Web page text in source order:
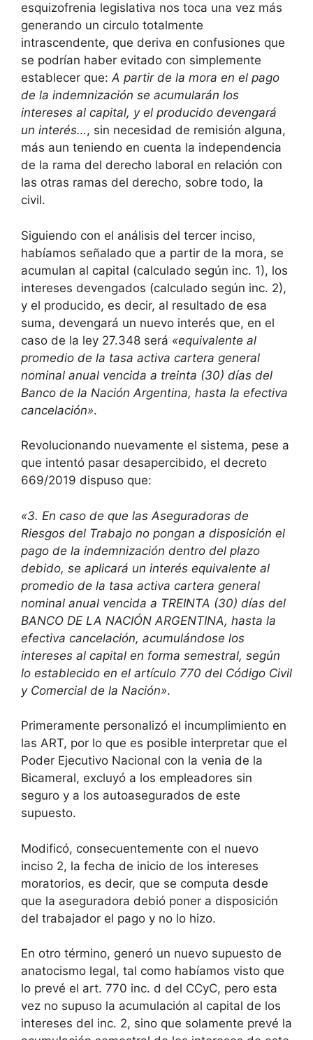
esquizofrenia legislativa nos toca una vez más
generando un circulo totalmente
intrascendente, que deriva en confusiones que
se podrían haber evitado con simplemente
establecer que:A partir de la mora en el pago
de la indemnización se acumularán los
intereses al capital, y el producido devengará
un interés…, sin necesidad de remisión alguna,
más aun teniendo en cuenta la independencia
de la rama del derecho laboral en relación con
las otras ramas del derecho, sobre todo, la
civil.
Siguiendo con el análisis del tercer inciso,
habíamos señalado que a partir de la mora, se
acumulan al capital (calculado según inc. 1), los
intereses devengados (calculado según inc. 2),
y el producido, es decir, al resultado de esa
suma, devengará un nuevo interés que, en el
caso de la ley 27.348 será «equivalente al
promedio de la tasa activa cartera general
nominal anual vencida a treinta (30) días del
Banco de la Nación Argentina, hasta la efectiva
cancelación».
Revolucionando nuevamente el sistema, pese a
que intentó pasar desapercibido, el decreto
669/2019 dispuso que:
«3. En caso de que las Aseguradoras de
Riesgos del Trabajo no pongan a disposición el
pago de la indemnización dentro del plazo
debido, se aplicará un interés equivalente al
promedio de la tasa activa cartera general
nominal anual vencida a TREINTA (30) días del
BANCO DE LA NACIÓN ARGENTINA, hasta la
efectiva cancelación, acumulándose los
intereses al capital en forma semestral, según
lo establecido en el artículo 770 del Código Civil
y Comercial de la Nación».
Primeramente personalizó el incumplimiento en
las ART, por lo que es posible interpretar que el
Poder Ejecutivo Nacional con la venia de la
Bicameral, excluyó a los empleadores sin
seguro y a los autoasegurados de este
supuesto.
Modificó, consecuentemente con el nuevo
inciso 2, la fecha de inicio de los intereses
moratorios, es decir, que se computa desde
que la aseguradora debió poner a disposición
del trabajador el pago y no lo hizo.
En otro término, generó un nuevo supuesto de
anatocismo legal, tal como habíamos visto que
lo prevé el art. 770 inc. d del CCyC, pero esta
vez no supuso la acumulación al capital de los
intereses del inc. 2, sino que solamente prevé la